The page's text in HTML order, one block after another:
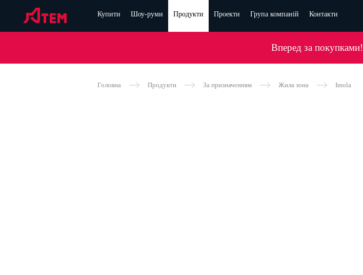
Купити Шоу-руми Продукти Проекти Група компаній Контакти
Вперед за покупками!
Головна Продукти За призначенням Жила зона Imola